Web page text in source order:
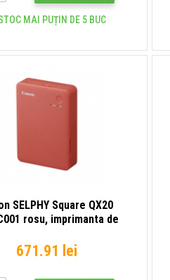
MAI PUȚIN DE 5 BUC
SELPHY Square QX20
rosu, imprimanta de
671.91 lei